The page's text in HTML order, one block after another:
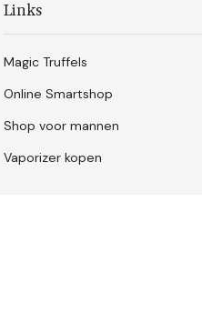
Links
Magic Truffels
Online Smartshop
Shop voor mannen
Vaporizer kopen